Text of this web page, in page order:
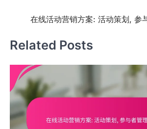
随着数据隐私法规的加强，电子邮件
重用户的隐私保护。GDPR和CCPA等
为了遵守这些规定，营销人员需要透明
使用方式，并提供简单的退订选项。这
隐私，还能增强品牌信任度。
Post
navigation在线活动营销方案: 活动策划, 参